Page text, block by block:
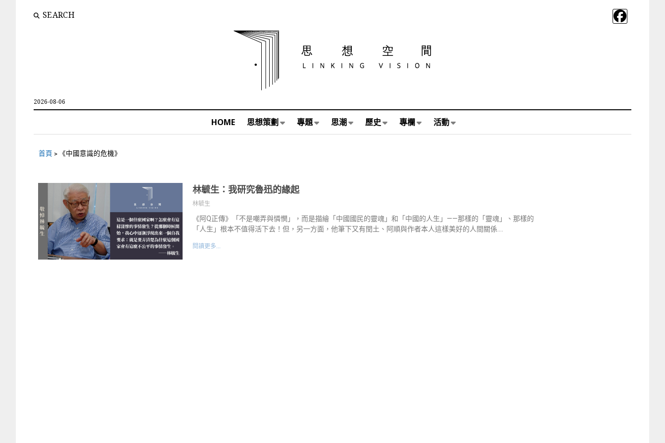
SEARCH
2026-08-06
HOME 思想策劃 專題 思潮 歷史 專欄 活動
首頁 > 《中國意識的危機》
林毓生：我研究魯迅的緣起
林毓生
《阿Q正傳》「不是嘲弄與憐憫」，而是描繪「中國國民的靈魂」和「中國的人生」——那樣的「靈魂」、那樣的
「人生」根本不值得活下去！但，另一方面，他筆下又有閏土、阿順與作者本人這樣美好的人間關係….
閱讀更多...